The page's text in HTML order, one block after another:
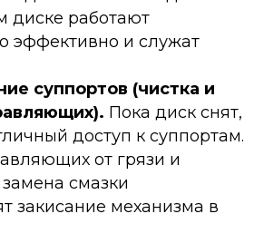
диске работают
эффективно и служат
суппортов (чистка и
Пока диск снят,
доступ к суппортам.
от грязи и
смазки
закисание механизма в